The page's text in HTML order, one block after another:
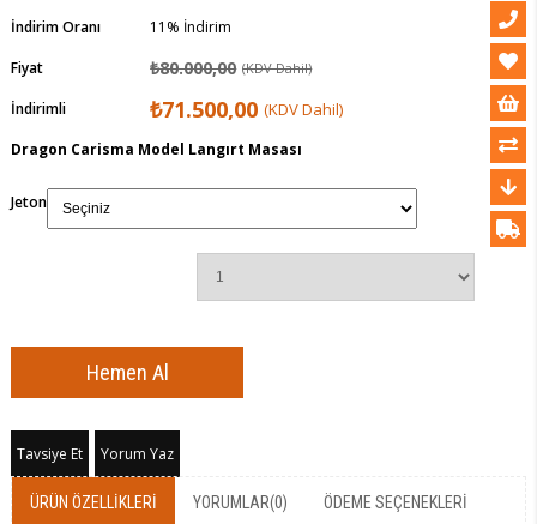
İndirim Oranı %
11
İndirim
Fiyat
₺80.000,00 (KDV Dahil)
İndirimli ₺71.500,00 (KDV Dahil)
Dragon Carisma Model Langırt Masası
Jeton
Tavsiye Et Yorum Yaz
ÜRÜN ÖZELLIKLERI YORUMLAR(0) ÖDEME SEÇENEKLERI